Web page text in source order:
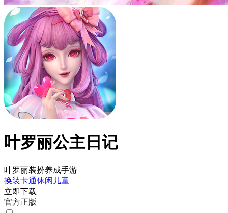
叶罗丽公主日记
叶罗丽装扮养成手游
换装卡通休闲 儿童
立即下载
官方正版